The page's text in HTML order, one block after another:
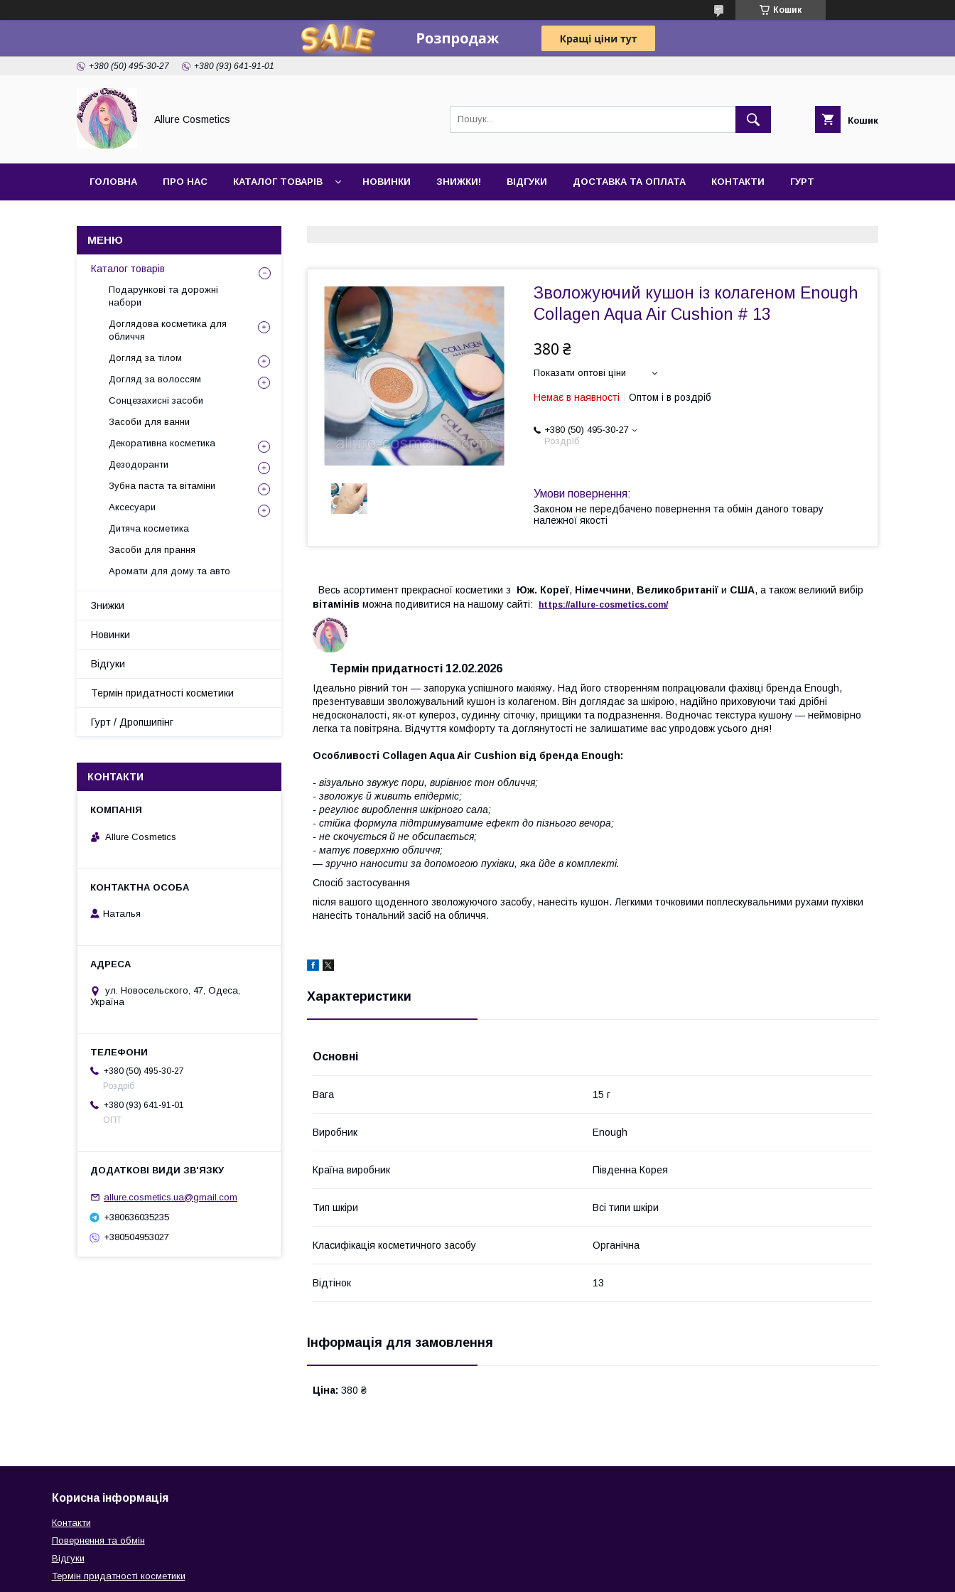
Кошик
+380 (50) 495-30-27 +380 (93) 641-91-01
Allure Cosmetics Кошик
ГОЛОВНА ПРО НАС КАТАЛОГ ТОВАРІВ НОВИНКИ ЗНИЖКИ! ВІДГУКИ ДОСТАВКА ТА ОПЛАТА КОНТАКТИ ГУРТ
Зволожуючий кушон із колагеном Enough
Collagen Aqua Air Cushion # 13
380 ₴
Показати оптові ціни
Немає в наявності Оптом і в роздріб
+380 (50) 495-30-27
Роздріб
Законом не передбачено повернення та обмін даного товару
належної якості
Весь асортимент прекрасної косметики з Юж. Кореї, Німеччини, Великобританії и США, а також великий вибір
вітамінів можна подивитися на нашому сайті: https://allure-cosmetics.com/
Термін придатності 12.02.2026
Ідеально рівний тон — запорука успішного макіяжу. Над його створенням попрацювали фахівці бренда Enough,
презентувавши зволожувальний кушон із колагеном. Він доглядає за шкірою, надійно приховуючи такі дрібні
недосконалості, як-от купероз, судинну сіточку, прищики та подразнення. Водночас текстура кушону — неймовірно
легка та повітряна. Відчуття комфорту та доглянутості не залишатиме вас упродовж усього дня!
Особливості Collagen Aqua Air Cushion від бренда Enough:
- візуально звужує пори, вирівнює тон обличчя;
- зволожує й живить епідерміс;
- регулює вироблення шкірного сала;
- стійка формула підтримуватиме ефект до пізнього вечора;
- не скочується й не обсипається;
- матує поверхню обличчя;
— зручно наносити за допомогою пухівки, яка йде в комплекті.
Спосіб застосування
після вашого щоденного зволожуючого засобу, нанесіть кушон. Легкими точковими поплескувальними рухами пухівки
нанесіть тональний засіб на обличчя.
Характеристики
Основні
Вага 15 г
Виробник Enough
Країна виробник Південна Корея
Тип шкіри Всі типи шкіри
Класифікація косметичного засобу Органічна
Відтінок 13
Інформація для замовлення
Ціна: 380 ₴
Каталог товарів
Подарункові та дорожні
набори
Доглядова косметика для
обличчя
Догляд за тілом
Догляд за волоссям
Сонцезахисні засоби
Засоби для ванни
Декоративна косметика
Дезодоранти
Зубна паста та вітаміни
Аксесуари
Дитяча косметика
Засоби для прання
Аромати для дому та авто
Знижки
Новинки
Відгуки
Термін придатності косметики
Гурт / Дропшипінг
КОНТАКТИ
Allure Cosmetics
Наталья
ул. Новосельского, 47, Одеса,
Україна
+380 (50) 495-30-27
Роздріб
+380 (93) 641-91-01
ОПТ
allure.cosmetics.ua@gmail.com
+380636035235
+380504953027
Корисна інформація
Контакти
Повернення та обмін
Відгуки
Термін придатності косметики